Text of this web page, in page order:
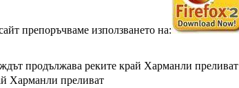
препоръчваме използването на:
продължава реките край Харманли преливат
Харманли преливат